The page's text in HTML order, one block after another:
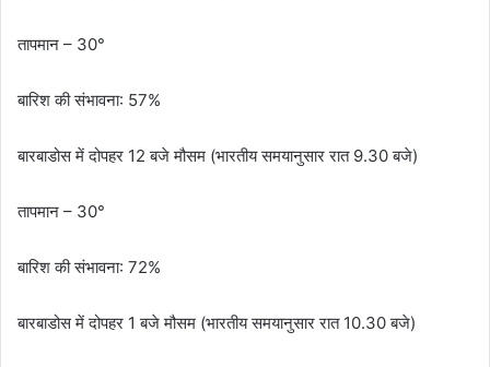
तापमान – 30°
बारिश की संभावना: 57%
बारबाडोस में दोपहर 12 बजे मौसम (भारतीय समयानुसार रात 9.30 बजे)
तापमान – 30°
बारिश की संभावना: 72%
बारबाडोस में दोपहर 1 बजे मौसम (भारतीय समयानुसार रात 10.30 बजे)